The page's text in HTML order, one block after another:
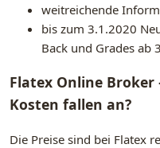
weitreichende
bis zum 3.1.2020
Back und Grades ab
Flatex Online Broker
Kosten fallen an?
Die Preise sind bei Flatex